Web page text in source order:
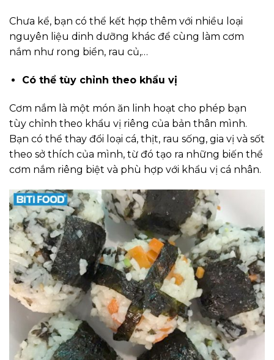
Chưa kể, bạn có thể kết hợp thêm với nhiều loại
nguyên liệu dinh dưỡng khác để cùng làm cơm
nắm như rong biển, rau củ,…
Có thể tùy chỉnh theo khẩu vị
Cơm nắm là một món ăn linh hoạt cho phép bạn
tùy chỉnh theo khẩu vị riêng của bản thân mình.
Bạn có thể thay đổi loại cá, thịt, rau sống, gia vị và sốt
theo sở thích của mình, từ đó tạo ra những biến thể
cơm nắm riêng biệt và phù hợp với khẩu vị cá nhân.